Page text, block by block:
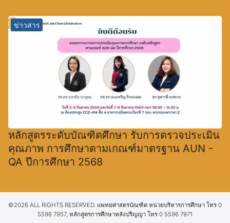
ข่าวสาร
หลักสูตรระดับบัณฑิตศึกษา รับการตรวจประเมิน
คุณภาพ การศึกษาตามเกณฑ์มาตรฐาน AUN -
QA ปีการศึกษา 2568
©2026 ALL RIGHTS RESERVED. แพทยศาสตรบัณฑิต หน่วยบริหารการศึกษา โทร 0
5596 7957, หลักสูตรการศึกษาหลังปริญญา โทร 0 5596 7971